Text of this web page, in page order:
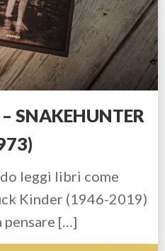
SNAKEHUNTER
leggi libri come
Kinder (1946-2019)
pensare […]